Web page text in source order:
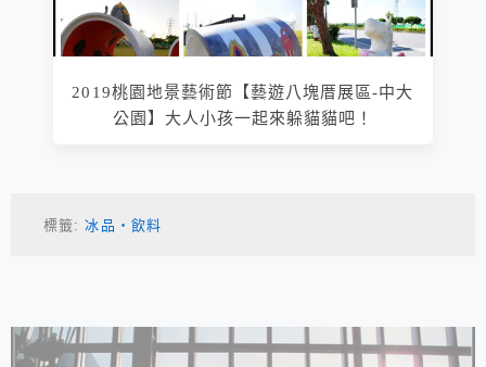
2019桃園地景藝術節【藝遊八塊厝展區-中大
公園】大人小孩一起來躲貓貓吧！
標籤:冰品‧飲料
相連文章